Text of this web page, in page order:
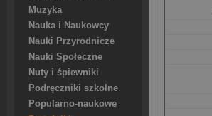
Muzyka
Nauka i Naukowcy
Nauki Przyrodnicze
Nauki Społeczne
Nuty i śpiewniki
Podręczniki szkolne
Popularno-naukowe